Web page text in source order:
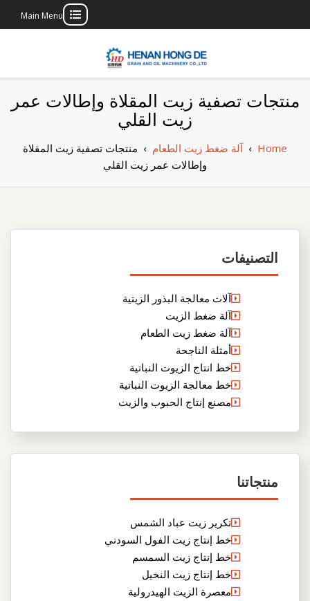
Main Menu
بناء مصنع إنتاج
الزيوت النباتية
الخاص بك
منتجات تصفية زيت المقلاة وإطالات عمر
زيت القلي
Home
›آلة ضغط زيت الطعام › منتجات تصفية زيت المقلاة
وإطالات عمر زيت القلي
التصنيفات
آلات معالجة البذور الزيتية
آلة ضغط الزيت
آلة ضغط زيت الطعام
أمثلة الناجحة
خط انتاج الزيوت النباتية
خط معالجة الزيوت النباتية
مصنع إنتاج الحبوب والزيت
منتجاتنا
تكرير زيت عباد الشمس
خط إنتاج زيت الفول السودني
خط إنتاج زيت السمسم
خط إنتاج زيت النخيل
معصرة الزيت الهيدرولية